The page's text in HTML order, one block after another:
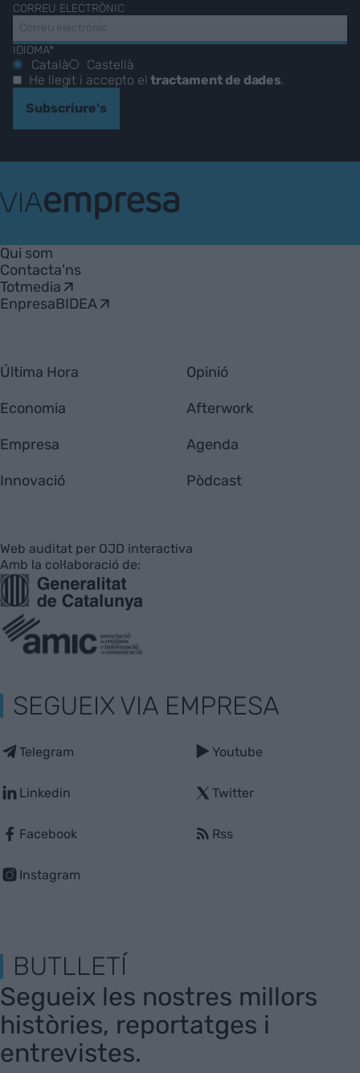
CORREU ELECTRÒNIC
IDIOMA*
Català
Castellà
He llegit i accepto eltractament de dades
Subscriure's
Empresa
Qui som
Contacta'ns
Totmedia
EnpresaBIDEA
Última Hora
Economia
Empresa
Innovació
Opinió
Afterwork
Agenda
Pòdcast
Web auditat per OJD interactiva
Amb la col·laboració de:
SEGUEIX VIA EMPRESA
Telegram
Linkedin
Facebook
Instagram
Youtube
Twitter
Rss
BUTLLETÍ
Segueix les nostres millors
històries, reportatges i
entrevistes.